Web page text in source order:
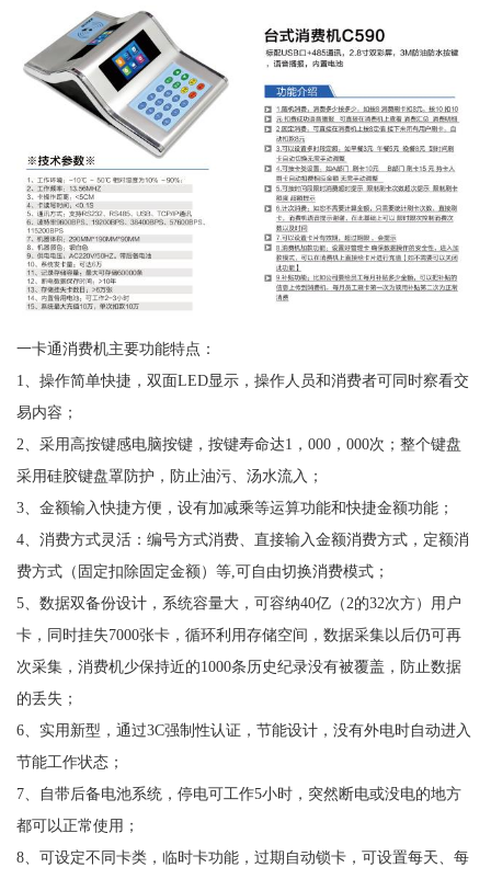
一卡通消费机主要功能特点：
1、操作简单快捷，双面LED显示，操作人员和消费者可同时察看交
易内容；
2、采用高按键感电脑按键，按键寿命达1，000，000次；整个键盘
采用硅胶键盘罩防护，防止油污、汤水流入；
3、金额输入快捷方便，设有加减乘等运算功能和快捷金额功能；
4、消费方式灵活：编号方式消费、直接输入金额消费方式，定额消
费方式（固定扣除固定金额）等,可自由切换消费模式；
5、数据双备份设计，系统容量大，可容纳40亿（2的32次方）用户
卡，同时挂失7000张卡，循环利用存储空间，数据采集以后仍可再
次采集，消费机少保持近的1000条历史纪录没有被覆盖，防止数据
的丢失；
6、实用新型，通过3C强制性认证，节能设计，没有外电时自动进入
节能工作状态；
7、自带后备电池系统，停电可工作5小时，突然断电或没电的地方
都可以正常使用；
8、可设定不同卡类，临时卡功能，过期自动锁卡，可设置每天、每